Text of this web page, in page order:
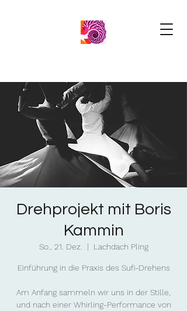
Drehprojekt mit Boris
Kammin
So., 21. Dez.
  |
Lachdach Pling
Einführung in die Praxis des Sufi-Drehens
Am Anfang sammeln wir uns in der Stille,
und nach einer Whirling-Performance von